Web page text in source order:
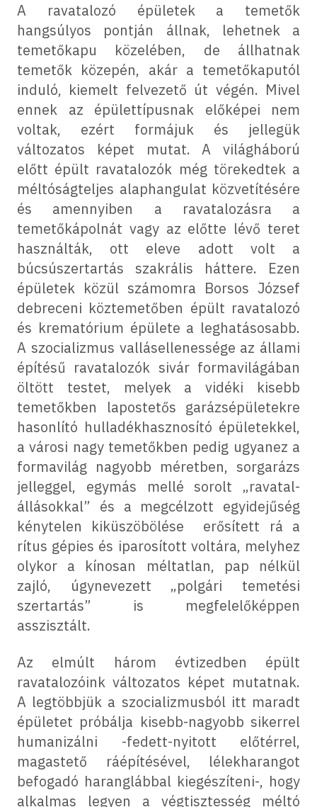
A ravatalozó épületek a temetők
hangsúlyos pontján állnak, lehetnek a
temetőkapu közelében, de állhatnak
temetők közepén, akár a temetőkaputól
induló, kiemelt felvezető út végén. Mivel
ennek az épülettípusnak előképei nem
voltak, ezért formájuk és jellegük
változatos képet mutat. A világháború
előtt épült ravatalozók még törekedtek a
méltóságteljes alaphangulat közvetítésére
és amennyiben a ravatalozásra a
temetőkápolnát vagy az előtte lévő teret
használták, ott eleve adott volt a
búcsúszertartás szakrális háttere. Ezen
épületek közül számomra Borsos József
debreceni köztemetőben épült ravatalozó
és krematórium épülete a leghatásosabb.
A szocializmus vallásellenessége az állami
építésű ravatalozók sivár formavilágában
öltött testet, melyek a vidéki kisebb
temetőkben lapostetős garázsépületekre
hasonlító hulladékhasznosító épületekkel,
a városi nagy temetőkben pedig ugyanez a
formavilág nagyobb méretben, sorgarázs
jelleggel, egymás mellé sorolt „ravatal-
állásokkal” és a megcélzott egyidejűség
kénytelen kiküszöbölése erősített rá a
rítus gépies és iparosított voltára, melyhez
olykor a kínosan méltatlan, pap nélkül
zajló, úgynevezett „polgári temetési
szertartás” is megfelelőképpen
asszisztált.
Az elmúlt három évtizedben épült
ravatalozóink változatos képet mutatnak.
A legtöbbjük a szocializmusból itt maradt
épületet próbálja kisebb-nagyobb sikerrel
humanizálni -fedett-nyitott előtérrel,
magastető ráépítésével, lélekharangot
befogadó haranglábbal kiegészíteni-, hogy
alkalmas legyen a végtisztesség méltó